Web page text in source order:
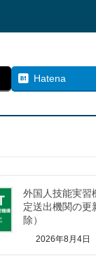
Hatena
外国人技能実習
定送出機関の更
除）
2026年8月4日